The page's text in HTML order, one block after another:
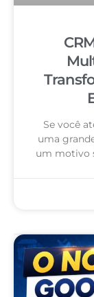
Se você
uma
um motivo